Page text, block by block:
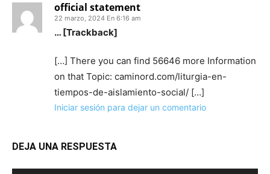
official statement
22 marzo, 2024 En 6:16 am
… [Trackback]
[…] There you can find 56646 more Information
on that Topic: caminord.com/liturgia-en-
tiempos-de-aislamiento-social/ […]
Iniciar sesión para dejar un comentario
DEJA UNA RESPUESTA